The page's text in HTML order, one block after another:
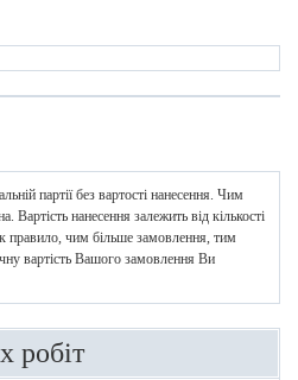
партії без вартості нанесення. Чим
нанесення залежить від кількості
правило, чим більше замовлення, тим
вартість Вашого замовлення Ви
робіт